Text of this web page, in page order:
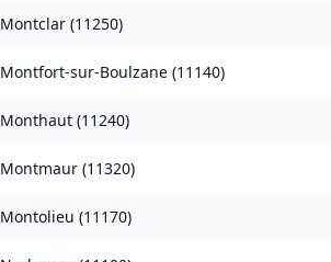
Montclar (11250)
Montfort-sur-Boulzane (11140)
Monthaut (11240)
Montmaur (11320)
Montolieu (11170)